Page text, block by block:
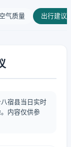
空气质量 出行建议
宿县当日实时
内容仅供参